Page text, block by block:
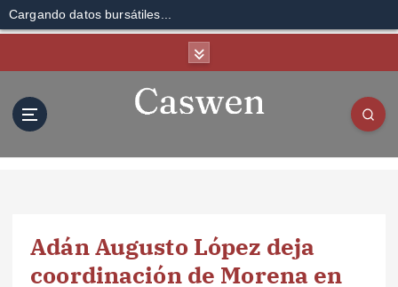
Cargando datos bursátiles...
Adán Augusto López deja
coordinación de Morena en